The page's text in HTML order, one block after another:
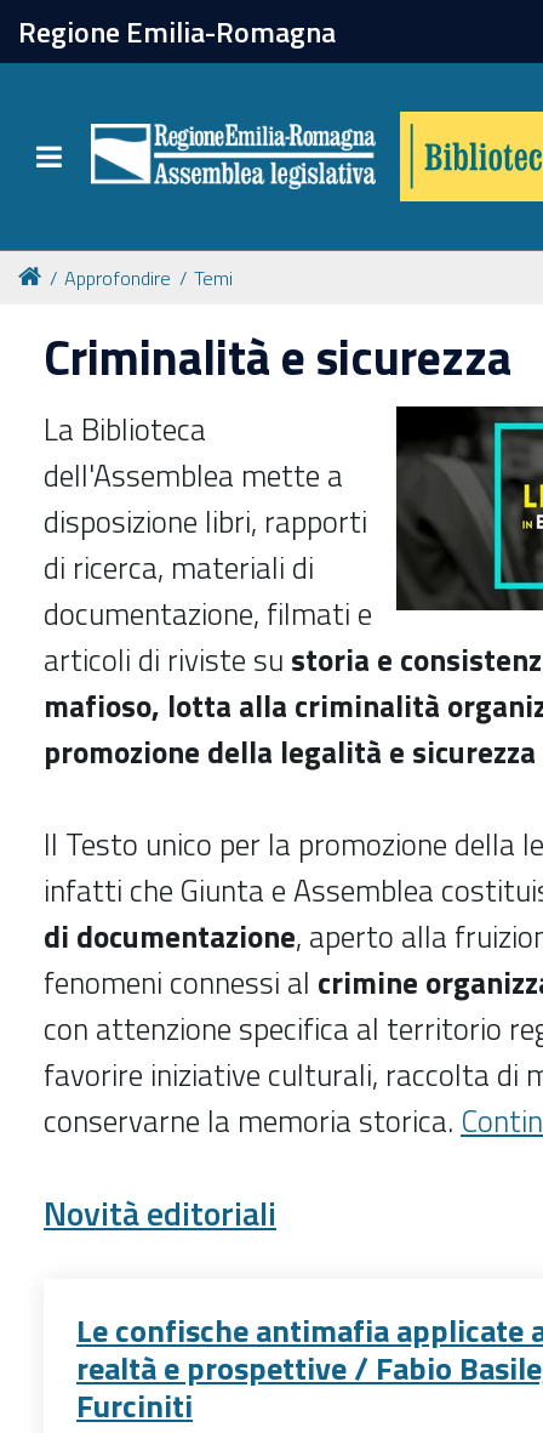
Regione Emilia-Romagna
Toggle navigation
chiudi
Catalogo online
Collezioni
Per approfondire
Appuntamenti
Prenotazione spazi
Approfondire Temi
Criminalità e sicurezza
La Biblioteca
dell'Assemblea mette a
disposizione libri, rapporti
di ricerca, materiali di
documentazione, filmati e
articoli di riviste su storia e
mafioso, lotta alla criminalità
promozione della legalità e
Il Testo unico per la promozione della
infatti che Giunta e Assemblea
di documentazione, aperto alla
fenomeni connessi al crimine
con attenzione specifica al territorio
favorire iniziative culturali, raccolta di
conservarne la memoria storica.
Novità editoriali
Le confische antimafia applicate
realtà e prospettive / Fabio
Furciniti